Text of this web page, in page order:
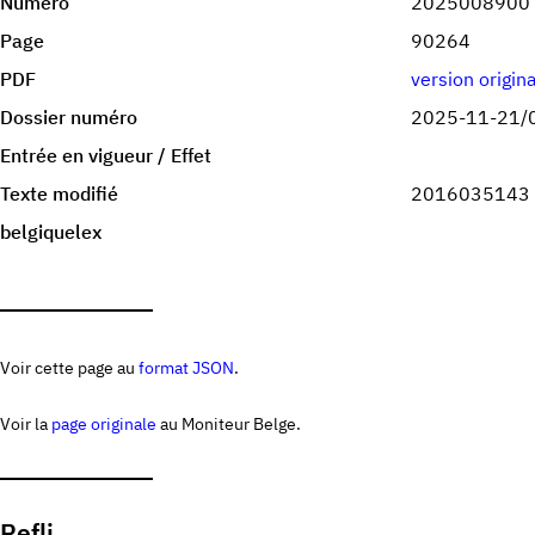
Page
90264
PDF
version
Dossier numéro
2025-11-21/
Entrée en vigueur / Effet
Texte modifié
2016035143
belgiquelex
Voir cette page au format JSON.
Voir la page originale au Moniteur Belge.